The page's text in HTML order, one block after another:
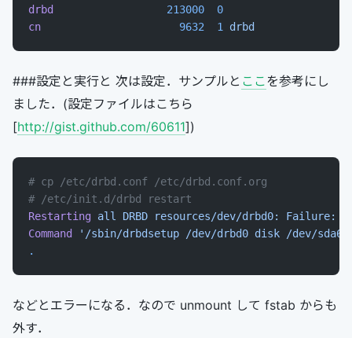
drbd
                  213000
  0
cn
                      9632
  1
drbd
###設定と実行と 次は設定．サンプルと ここを参考にし
ました．(設定ファイルはこちら
[http://gist.github.com/60611])
# cp /etc/drbd.conf /etc/drbd.conf.org
# /etc/init.d/drbd restart
Restarting all DRBD resources/dev/drbd0: Failure:
Command
'/sbin/drbdsetup /dev/drbd0 disk /dev/
.
などとエラーになる．なので unmount して fstab からも
外す．